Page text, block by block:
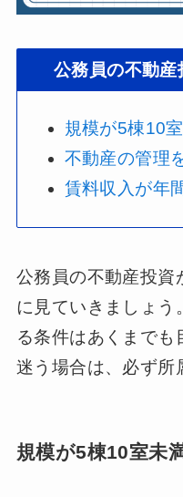
公務員の不動
規模が5棟10
不動産の管理
賃料収入が年
公務員の不動産投資
に見ていきましょう
る条件はあくまでも
迷う場合は、必ず所
規模が5棟10室未